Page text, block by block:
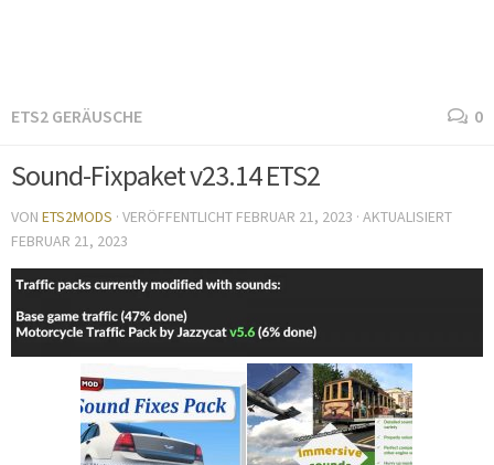
ETS2 GERÄUSCHE 0
Sound-Fixpaket v23.14 ETS2
VON ETS2MODS · VERÖFFENTLICHT FEBRUAR 21, 2023 · AKTUALISIERT
FEBRUAR 21, 2023